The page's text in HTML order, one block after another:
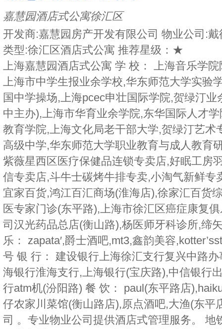
嘉慧园酒店式公寓徐汇区
开发商:嘉慧园房产开发有限公司 物业公司:
类型:徐汇区酒店式公寓 推荐星级：★
上海嘉慧园酒店式公寓 学 校： 上海音乐学
上海市中学生报业余学校,华东师范大学实验
国中学操场,上海pcec申壮国际学院,贺绿汀
中主办),上海市华育业余学院,东华国际人才
教育学院,上海文化局老干部大学,贺绿汀艺术
高级中学,华东师范大学职业教育与成人教育
紫薇星西区医疗保健品连锁专卖店,好眠工房
信专卖店,斗牛士碳烤牛排专卖,小淘气新鲜专
宜家百货,鸿江百汇商场(淮海店),徐家汇百货
医专家门诊(东平路),上海市徐汇区癌症康复
司汉光药品总店(衡山路),杨医师牙科诊所,缔
乐： zapata′,爵士酒吧,mt3,鑫韵美容
号 银 行： 建设银行上海徐汇支行复兴中路
海银行淮海支行,上海银行(宝庆路),中信银行
行atm机(汾阳路) 餐 饮： paul(东平路店
仔农家川菜馆(衡山路店),原点酒吧,大渔(东平
司 。专业物业公司提供酒店式管理服务。 地